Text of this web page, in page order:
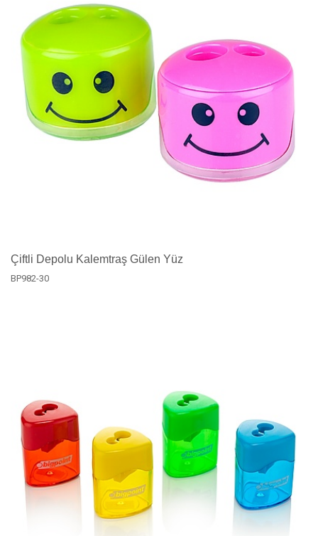
Çiftli Depolu Kalemtraş Gülen Yüz
BP982-30